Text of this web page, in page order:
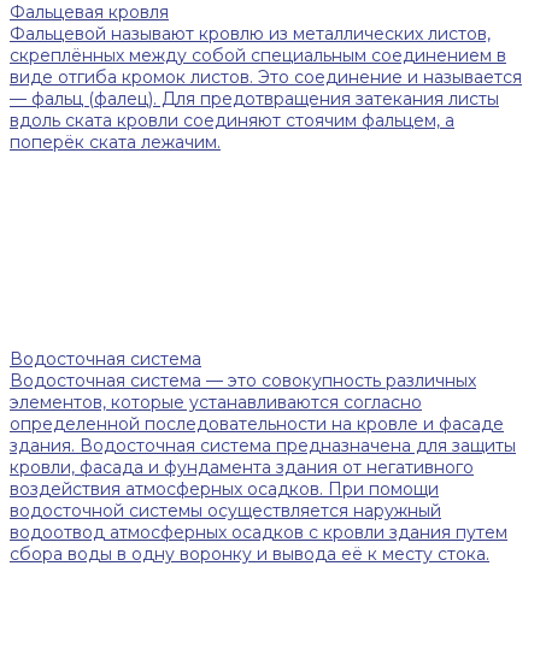
Фальцевая кровля
Фальцевой называют кровлю из металлических листов,
скреплённых между собой специальным соединением в
виде отгиба кромок листов. Это соединение и называется
— фальц (фалец). Для предотвращения затекания листы
вдоль ската кровли соединяют стоячим фальцем, а
поперёк ската лежачим.
Водосточная система
Водосточная система — это совокупность различных
элементов, которые устанавливаются согласно
определенной последовательности на кровле и фасаде
здания. Водосточная система предназначена для защиты
кровли, фасада и фундамента здания от негативного
воздействия атмосферных осадков. При помощи
водосточной системы осуществляется наружный
водоотвод атмосферных осадков с кровли здания путем
сбора воды в одну воронку и вывода её к месту стока.